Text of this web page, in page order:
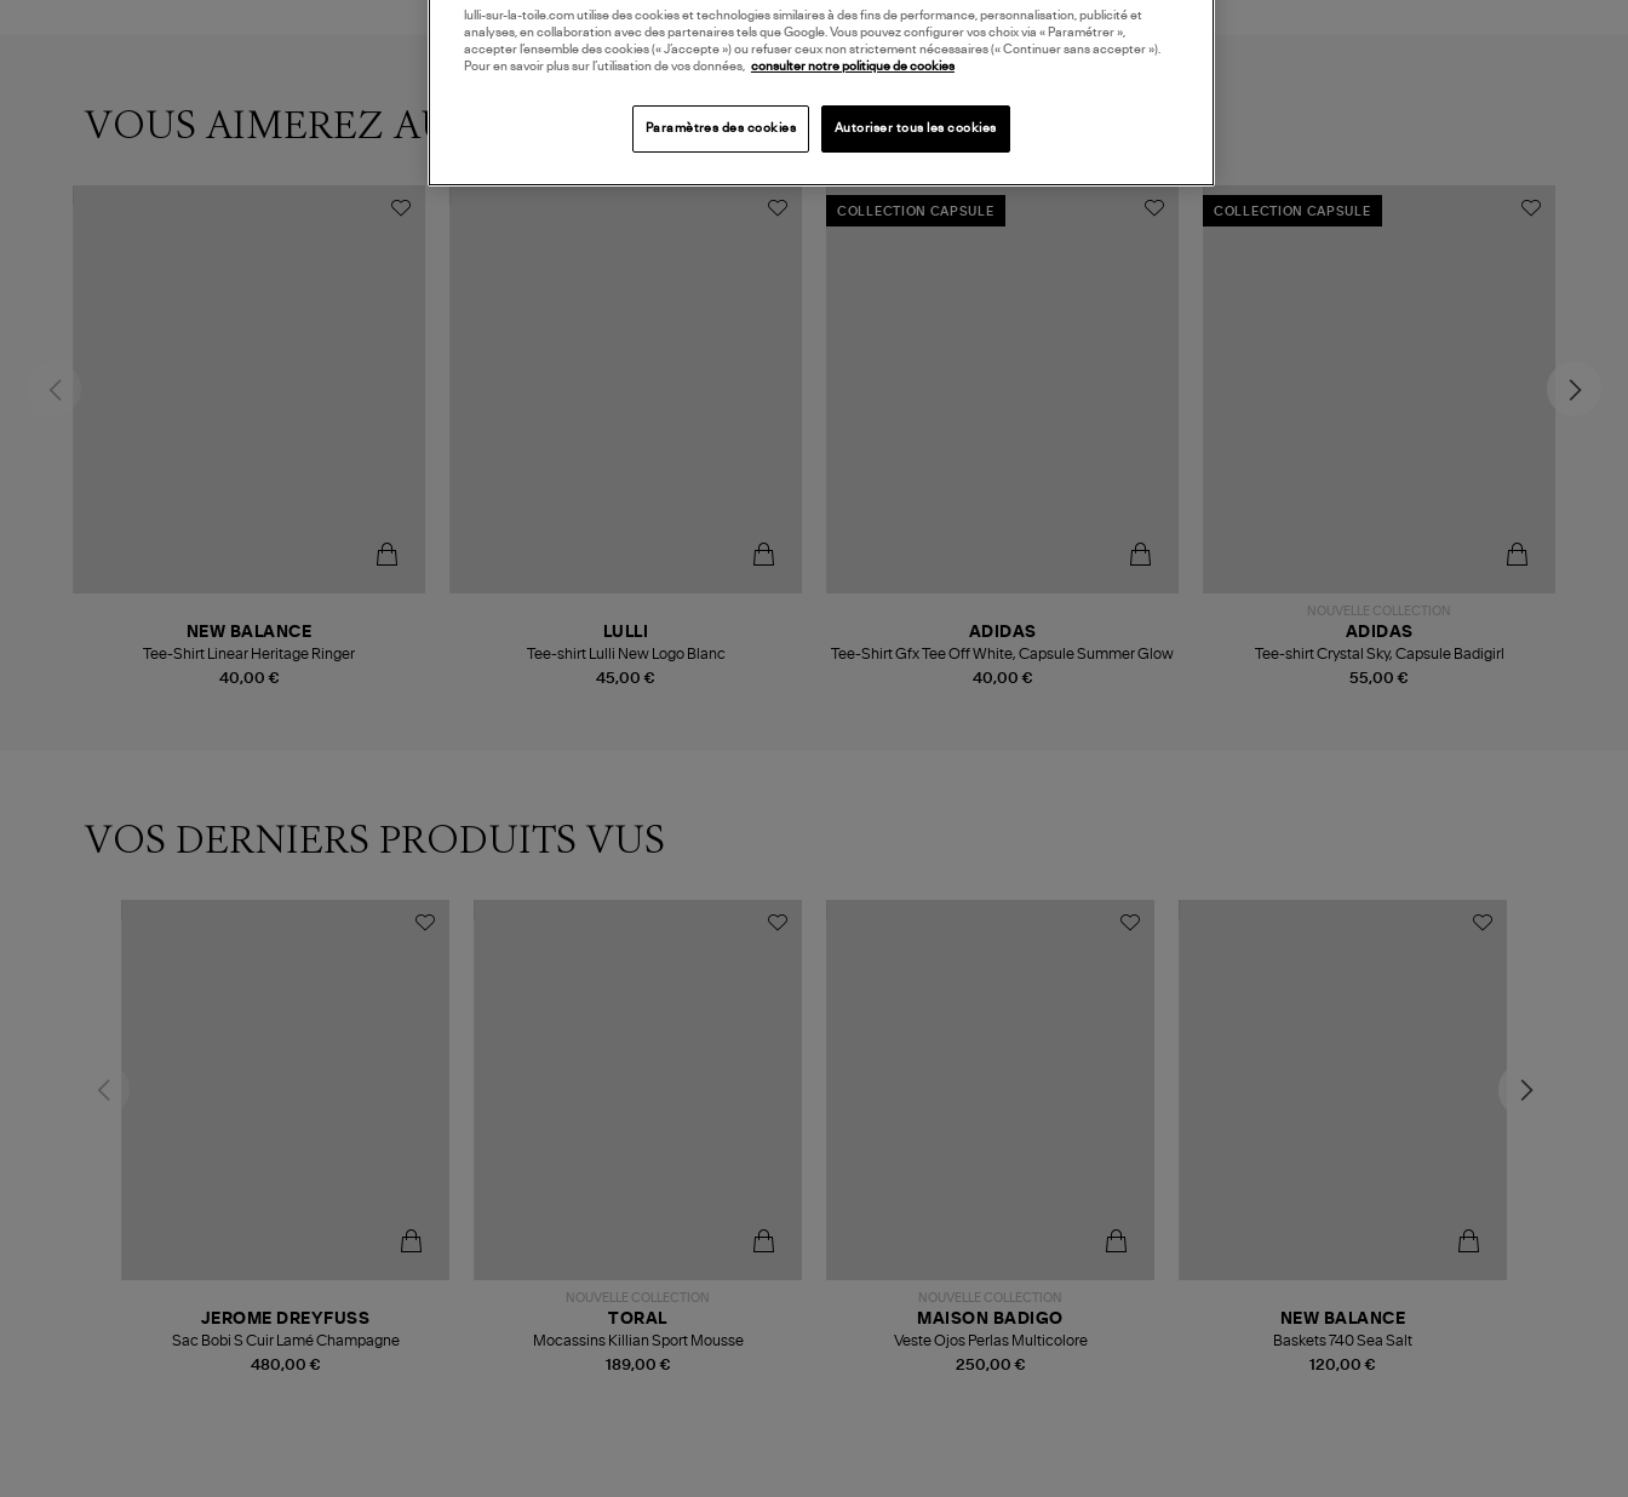
VOUS AIMEREZ AUSSI
40,00 €
NEW BALANCE
Tee-Shirt Linear Heritage Ringer
45,00 €
LULLI
Tee-shirt Lulli New Logo Blanc
COLLECTION CAPSULE
40,00 €
ADIDAS
Tee-Shirt Gfx Tee Off White, Capsule Summer Glow
COLLECTION CAPSULE
NOUVELLE COLLECTION
55,00 €
ADIDAS
Tee-shirt Crystal Sky, Capsule Badigirl
VOS DERNIERS PRODUITS VUS
480,00 €
JEROME DREYFUSS
Sac Bobi S Cuir Lamé Champagne
NOUVELLE COLLECTION
189,00 €
TORAL
Mocassins Killian Sport Mousse
NOUVELLE COLLECTION
250,00 €
MAISON BADIGO
Veste Ojos Perlas Multicolore
120,00 €
NEW BALANCE
Baskets 740 Sea Salt
lulli-sur-la-toile.com utilise des cookies et technologies similaires à des fins de performance, personnalisation, publicité et
analyses, en collaboration avec des partenaires tels que Google. Vous pouvez configurer vos choix via « Paramétrer »,
accepter l’ensemble des cookies (« J’accepte ») ou refuser ceux non strictement nécessaires (« Continuer sans accepter »).
Pour en savoir plus sur l’utilisation de vos données,
consulter notre politique de cookies
Paramètres des cookies Autoriser tous les cookies